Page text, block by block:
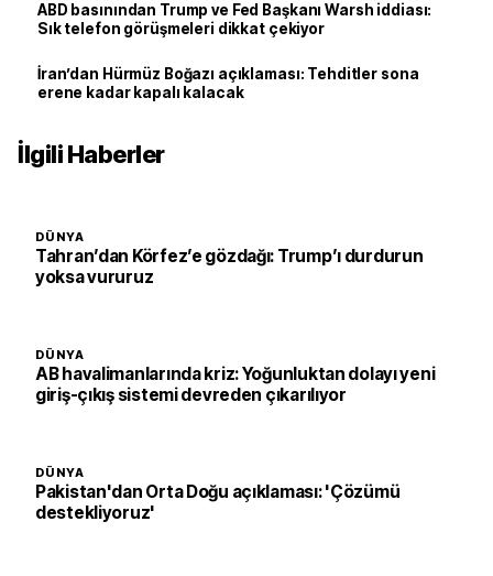
ABD basınından Trump ve Fed Başkanı Warsh iddiası:
Sık telefon görüşmeleri dikkat çekiyor
İran’dan Hürmüz Boğazı açıklaması: Tehditler sona
erene kadar kapalı kalacak
İlgili Haberler
DÜNYA
Tahran’dan Körfez’e gözdağı: Trump’ı durdurun
yoksa vururuz
DÜNYA
AB havalimanlarında kriz: Yoğunluktan dolayı yeni
giriş-çıkış sistemi devreden çıkarılıyor
DÜNYA
Pakistan'dan Orta Doğu açıklaması: 'Çözümü
destekliyoruz'